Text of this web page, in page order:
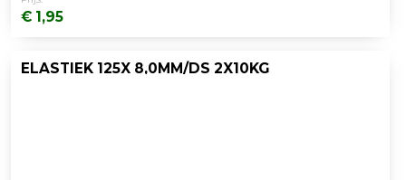
€ 1,95
ELASTIEK 125X 8,0MM/DS 2X10KG